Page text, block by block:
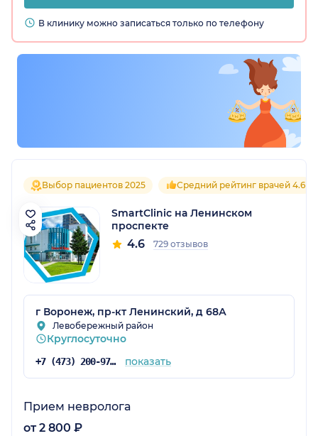
В клинику можно записаться только по телефону
Выбор пациентов 2025 Средний рейтинг врачей 4.6
SmartClinic на Ленинском
проспекте
4.6 729 отзывов
г Воронеж, пр-кт Ленинский, д 68А
Левобережный район
Круглосуточно
+7 (473) 200-97-34 показать
Прием невролога
от 2 800 ₽